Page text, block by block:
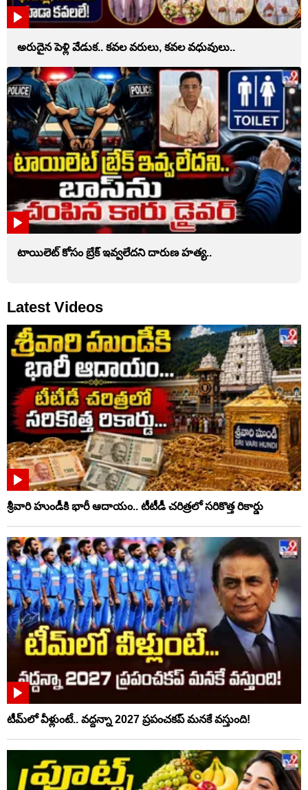
అరుదైన పెళ్లి వేడుక.. కవల వరులు, కవల వధువులు..
టాయిలెట్‌ కోసం బ్రేక్‌ ఇవ్వలేదని దారుణ హత్య..
Latest Videos
శ్రీవారి హుండీకి భారీ ఆదాయం.. టీటీడీ చరిత్రలో సరికొత్త రికార్డు
టీమ్‌లో వీళ్లుంటే.. వద్దన్నా 2027 ప్రపంచకప్‌ మనకే వస్తుంది!